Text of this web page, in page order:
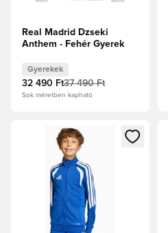
Real Madrid Dzseki
Anthem - Fehér Gyerek
Gyerekek
32 490 Ft37 490 Ft
Sok méretben kapható
Megnyit egy modált a